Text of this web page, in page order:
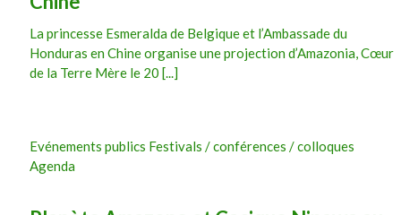
La princesse Esmeralda de Belgique et l’Ambassade du
Honduras en Chine organise une projection d’Amazonia, Cœur
de la Terre Mère le 20 [...]
Evénements publics Festivals / conférences / colloques
Agenda